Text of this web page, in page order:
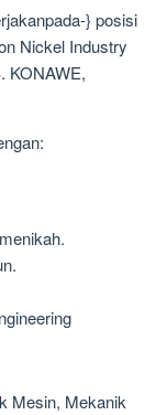
} posisi
Nickel Industry
KONAWE,
Mesin, Mekanik